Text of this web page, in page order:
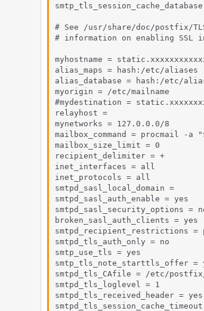
# See /usr/share/doc/postfix/
# information on enabling SSL
myhostname =
alias_maps = hash:/etc/aliases
alias_database = hash:/etc/
myorigin = /etc/mailname
#mydestination =
relayhost =
mynetworks = 127.0.0.0/8
mailbox_command = procmail -a
mailbox_size_limit = 0
recipient_delimiter = +
inet_interfaces = all
inet_protocols = all
smtpd_sasl_local_domain =
smtpd_sasl_auth_enable = yes
smtpd_sasl_security_options =
broken_sasl_auth_clients = yes
smtpd_recipient_restrictions =
smtpd_tls_auth_only = no
smtp_use_tls = yes
smtp_tls_note_starttls_offer =
smtpd_tls_CAfile = /etc/
smtpd_tls_loglevel = 1
smtpd_tls_received_header = yes